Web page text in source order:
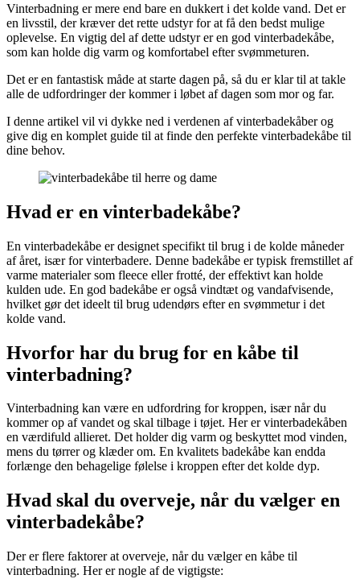
Vinterbadning er mere end bare en dukkert i det kolde vand. Det er
en livsstil, der kræver det rette udstyr for at få den bedst mulige
oplevelse. En vigtig del af dette udstyr er en god vinterbadekåbe,
som kan holde dig varm og komfortabel efter svømmeturen.
Det er en fantastisk måde at starte dagen på, så du er klar til at takle
alle de udfordringer der kommer i løbet af dagen som mor og far.
I denne artikel vil vi dykke ned i verdenen af vinterbadekåber og
give dig en komplet guide til at finde den perfekte vinterbadekåbe til
dine behov.
Hvad er en vinterbadekåbe?
En vinterbadekåbe er designet specifikt til brug i de kolde måneder
af året, især for vinterbadere. Denne badekåbe er typisk fremstillet af
varme materialer som fleece eller frotté, der effektivt kan holde
kulden ude. En god badekåbe er også vindtæt og vandafvisende,
hvilket gør det ideelt til brug udendørs efter en svømmetur i det
kolde vand.
Hvorfor har du brug for en kåbe til
vinterbadning?
Vinterbadning kan være en udfordring for kroppen, især når du
kommer op af vandet og skal tilbage i tøjet. Her er vinterbadekåben
en værdifuld allieret. Det holder dig varm og beskyttet mod vinden,
mens du tørrer og klæder om. En kvalitets badekåbe kan endda
forlænge den behagelige følelse i kroppen efter det kolde dyp.
Hvad skal du overveje, når du vælger en
vinterbadekåbe?
Der er flere faktorer at overveje, når du vælger en kåbe til
vinterbadning. Her er nogle af de vigtigste: